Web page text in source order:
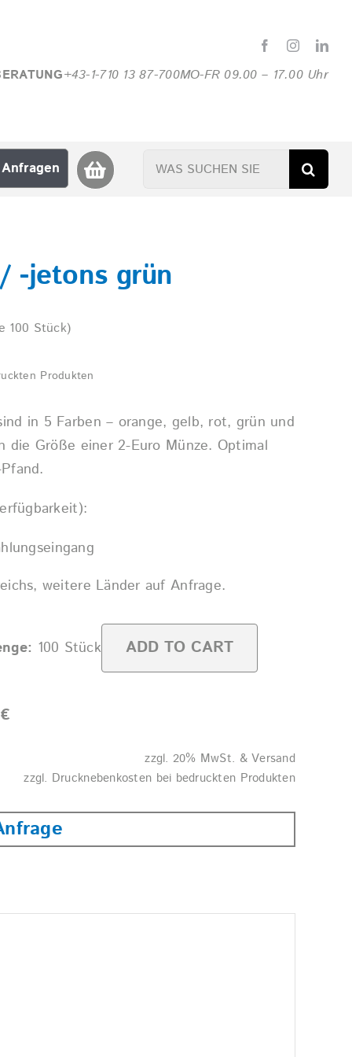
+43-1-710 13 87-700MO-FR 09.00 – 17.00 Uhr
Anfragen
Suche
-jetons grün
100 Stück)
Produkten
in 5 Farben – orange, gelb, rot, grün und
die Größe einer 2-Euro Münze. Optimal
weitere Länder auf Anfrage.
€
100 Stück ADD TO CART
zzgl. 20% MwSt. & Versand
zzgl. Drucknebenkosten bei bedruckten Produkten